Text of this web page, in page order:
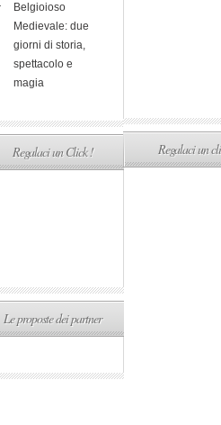
Belgioioso
Medievale: due
giorni di storia,
spettacolo e
magia
Regalaci un Click !
Le proposte dei partner
Regalaci un